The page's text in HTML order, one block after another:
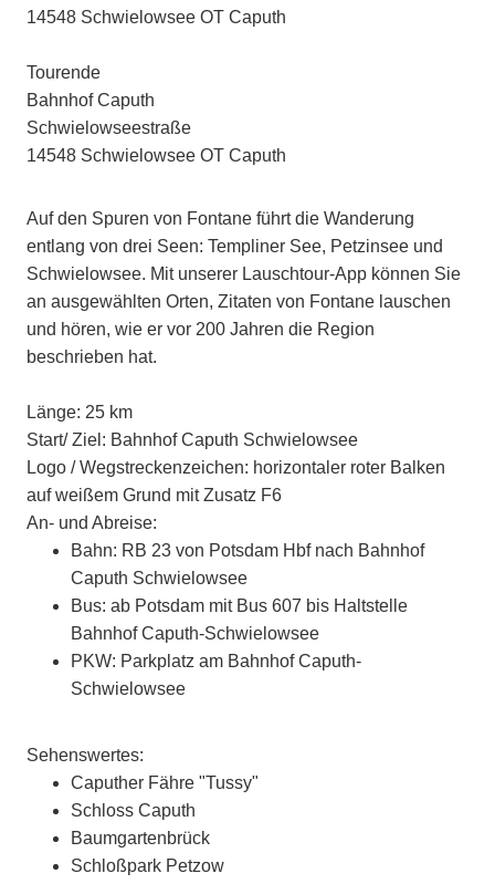
14548 Schwielowsee OT Caputh
Tourende
Bahnhof Caputh
Schwielowseestraße
14548 Schwielowsee OT Caputh
Auf den Spuren von Fontane führt die Wanderung
entlang von drei Seen: Templiner See, Petzinsee und
Schwielowsee. Mit unserer Lauschtour-App können Sie
an ausgewählten Orten, Zitaten von Fontane lauschen
und hören, wie er vor 200 Jahren die Region
beschrieben hat.
Länge: 25 km
Start/ Ziel: Bahnhof Caputh Schwielowsee
Logo / Wegstreckenzeichen: horizontaler roter Balken
auf weißem Grund mit Zusatz F6
An- und Abreise:
Bahn: RB 23 von Potsdam Hbf nach Bahnhof
Caputh Schwielowsee
Bus: ab Potsdam mit Bus 607 bis Haltstelle
Bahnhof Caputh-Schwielowsee
PKW: Parkplatz am Bahnhof Caputh-
Schwielowsee
Sehenswertes:
Caputher Fähre "Tussy"
Schloss Caputh
Baumgartenbrück
Schloßpark Petzow